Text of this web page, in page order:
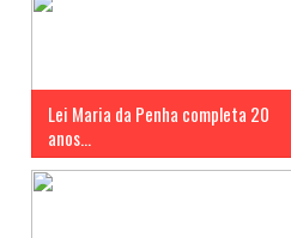
Lei Maria da Penha completa 20
anos...